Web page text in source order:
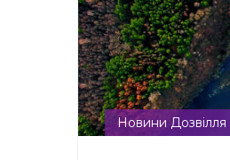
Новини Дозвілля